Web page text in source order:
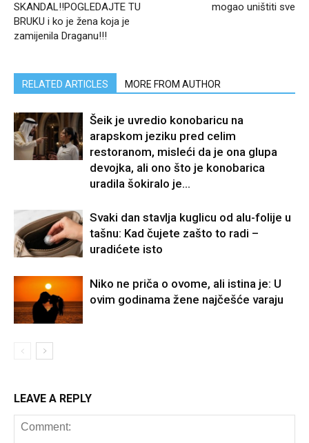
SKANDAL!!POGLEDAJTE TU
BRUKU i ko je žena koja je
zamijenila Draganu!!!
mogao uništiti sve
RELATED ARTICLES MORE FROM AUTHOR
Šeik je uvredio konobaricu na
arapskom jeziku pred celim
restoranom, misleći da je ona glupa
devojka, ali ono što je konobarica
uradila šokiralo je...
Svaki dan stavlja kuglicu od alu-folije u
tašnu: Kad čujete zašto to radi –
uradićete isto
Niko ne priča o ovome, ali istina je: U
ovim godinama žene najčešće varaju
LEAVE A REPLY